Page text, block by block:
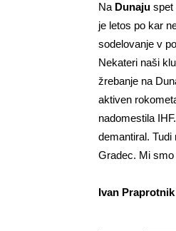
Na Dunaju spet
je letos po kar
sodelovanje v
Nekateri naši
žrebanje na
aktiven
nadomestila
demantiral.
Gradec. Mi smo
Ivan Praprotnik